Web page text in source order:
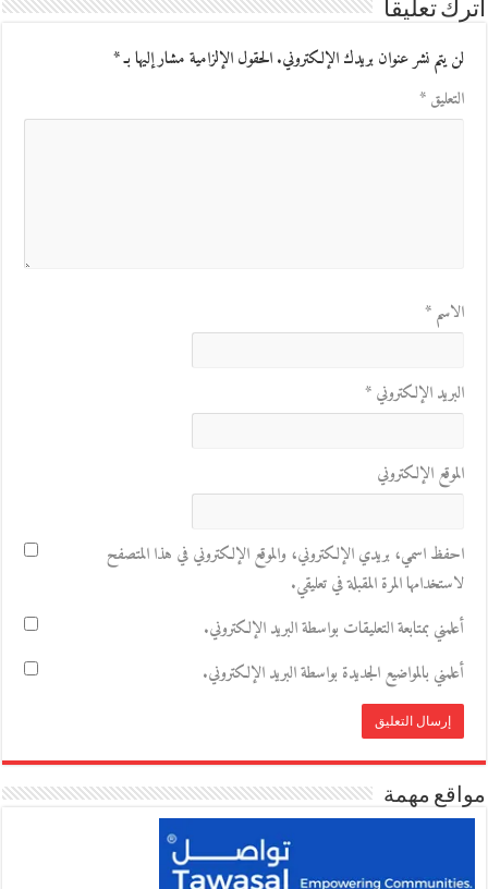
اترك تعليقاً
لن يتم نشر عنوان بريدك الإلكتروني.الحقول الإلزامية مشار إليها بـ*
التعليق*
الاسم*
البريد الإلكتروني*
الموقع الإلكتروني
احفظ اسمي، بريدي الإلكتروني، والموقع الإلكتروني في هذا المتصفح
لاستخدامها المرة المقبلة في تعليقي.
أعلمني بمتابعة التعليقات بواسطة البريد الإلكتروني.
أعلمني بالمواضيع الجديدة بواسطة البريد الإلكتروني.
مواقع مهمة